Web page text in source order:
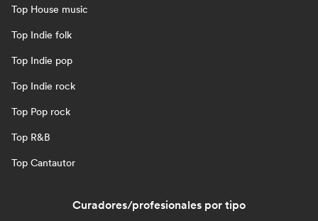
Top House music
Top Indie folk
Top Indie pop
Top Indie rock
Top Pop rock
Top R&B
Top Cantautor
Curadores/profesionales por tipo